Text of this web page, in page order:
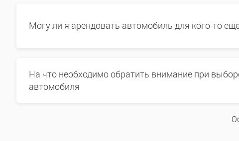
Могу ли я арендовать автомобиль для кого-то
На что необходимо обратить внимание при
автомобиля